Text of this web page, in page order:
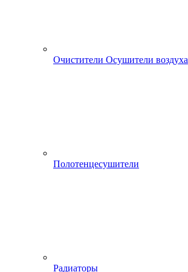
Очистители Осушители воздуха
Полотенцесушители
Радиаторы